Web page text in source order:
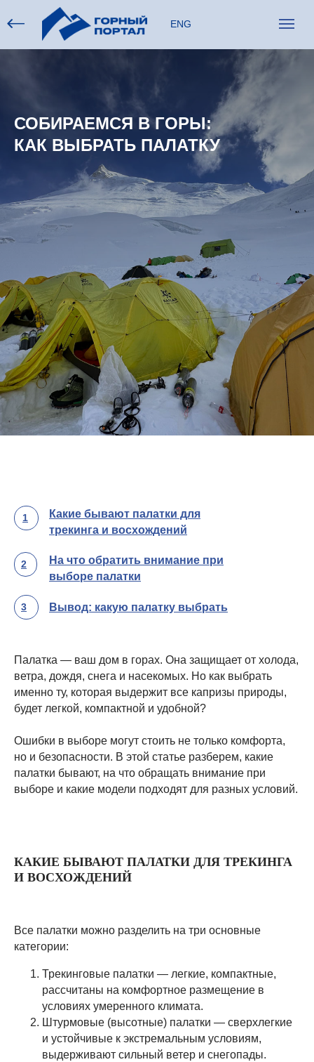
ENG
СОБИРАЕМСЯ В ГОРЫ:
КАК ВЫБРАТЬ ПАЛАТКУ
На что обратить внимание при
выборе палатки
Вывод: какую палатку выбрать
Какие бывают палатки для
трекинга и восхождений
1
2
3
Палатка — ваш дом в горах. Она защищает от холода,
ветра, дождя, снега и насекомых. Но как выбрать
именно ту, которая выдержит все капризы природы,
будет легкой, компактной и удобной?
Ошибки в выборе могут стоить не только комфорта,
но и безопасности. В этой статье разберем, какие
палатки бывают, на что обращать внимание при
выборе и какие модели подходят для разных условий.
КАКИЕ БЫВАЮТ ПАЛАТКИ ДЛЯ ТРЕКИНГА
И ВОСХОЖДЕНИЙ
Все палатки можно разделить на три основные
категории:
Трекинговые палатки — легкие, компактные,
рассчитаны на комфортное размещение в
условиях умеренного климата.
Штурмовые (высотные) палатки — сверхлегкие
и устойчивые к экстремальным условиям,
выдерживают сильный ветер и снегопады.